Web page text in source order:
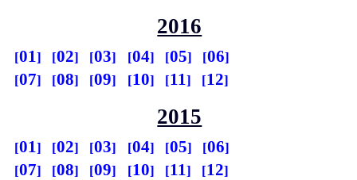
2016
01 02 03 04 05
06
07
08 09 10 11 12
2015
01 02 03 04 05
06
07
08 09 10 11 12